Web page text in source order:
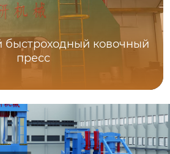
быстроходный ковочный
пресс